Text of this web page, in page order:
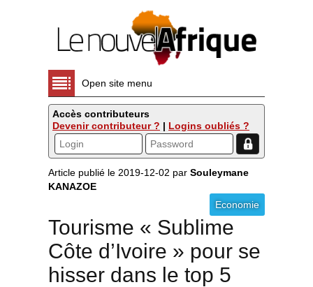
Open site menu
Accès contributeurs
Devenir contributeur ? | Logins oubliés ?
Article publié le 2019-12-02 par Souleymane
KANAZOE
Economie
Tourisme « Sublime
Côte d’Ivoire » pour se
hisser dans le top 5